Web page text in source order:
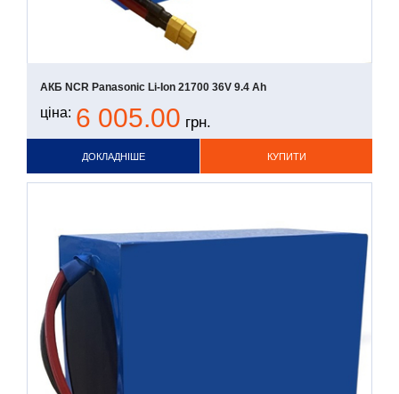
АКБ NCR Panasonic Li-Ion 21700 36V 9.4 Ah
ціна: 6 005.00 грн.
КУПИТИ
ДОКЛАДНІШЕ